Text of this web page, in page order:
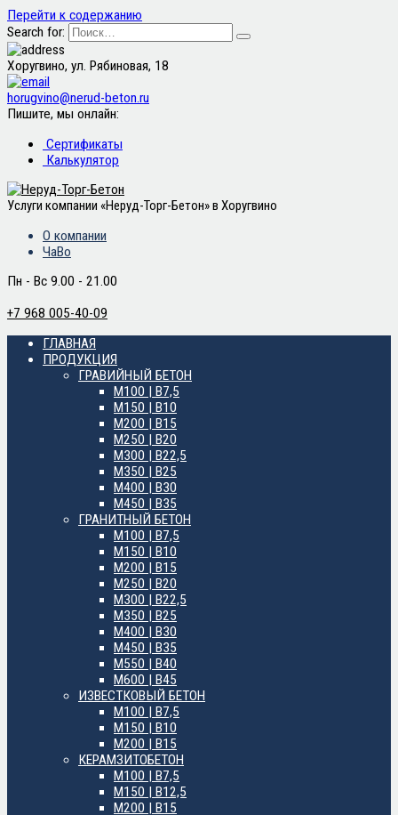
Перейти к содержанию
Search for:
Хоругвино, ул. Рябиновая, 18
horugvino@nerud-beton.ru
Пишите, мы онлайн:
Сертификаты
Калькулятор
Услуги компании «Неруд-Торг-Бетон» в Хоругвино
О компании
ЧаВо
Пн - Вс 9.00 - 21.00
+7 968 005-40-09
ГЛАВНАЯ
ПРОДУКЦИЯ
ГРАВИЙНЫЙ БЕТОН
М100 | B7,5
М150 | B10
М200 | B15
М250 | B20
М300 | B22,5
М350 | B25
М400 | B30
М450 | B35
ГРАНИТНЫЙ БЕТОН
М100 | B7,5
М150 | B10
М200 | B15
М250 | B20
М300 | B22,5
М350 | B25
М400 | B30
М450 | B35
М550 | B40
М600 | B45
ИЗВЕСТКОВЫЙ БЕТОН
М100 | B7,5
М150 | B10
М200 | B15
КЕРАМЗИТОБЕТОН
М100 | B7,5
М150 | B12,5
М200 | B15